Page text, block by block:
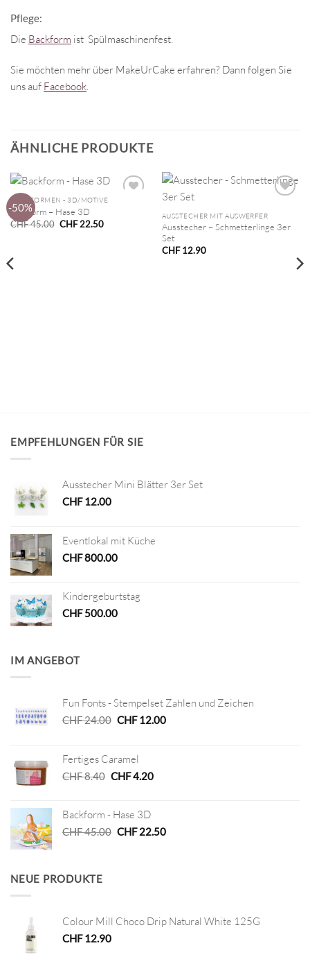
Pflege:
Die Backform ist Spülmaschinenfest.
Sie möchten mehr über MakeUrCake erfahren? Dann folgen Sie
uns auf Facebook.
ÄHNLICHE PRODUKTE
-50%
BACKFORMEN - 3D/MOTIVE
Backform – Hase 3D
CHF45.00 Ursprünglicher
CHF22.50Aktueller
AUSSTECHER MIT AUSWERFER
Ausstecher – Schmetterlinge 3er
Set
CHF12.90
EMPFEHLUNGEN FÜR SIE
Ausstecher Mini Blätter 3er Set
CHF12.00
Eventlokal mit Küche
CHF800.00
Kindergeburtstag
CHF500.00
IM ANGEBOT
Fun Fonts - Stempelset Zahlen und Zeichen
CHF24.00 Ursprünglicher
CHF 24.00
CHF12.00Aktueller
Fertiges Caramel
CHF8.40 Ursprünglicher
CHF 8.40
CHF4.20Aktueller
Backform - Hase 3D
CHF45.00 Ursprünglicher
CHF22.50Aktueller
NEUE PRODUKTE
Colour Mill Choco Drip Natural White 125G
CHF12.90